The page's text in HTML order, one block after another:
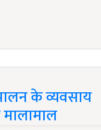
के व्यवसाय